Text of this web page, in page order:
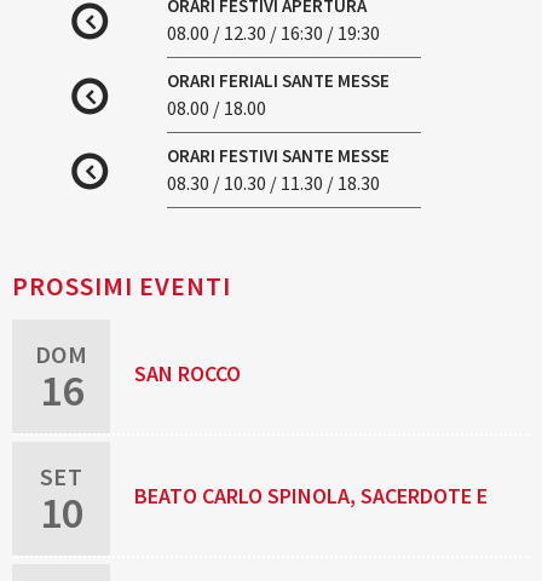
ORARI FESTIVI APERTURA
08.00 / 12.30 / 16:30 / 19:30
ORARI FERIALI SANTE MESSE
08.00 / 18.00
ORARI FESTIVI SANTE MESSE
08.30 / 10.30 / 11.30 / 18.30
PROSSIMI EVENTI
DOM
16 SAN ROCCO
SET
10 BEATO CARLO SPINOLA, SACERDOTE E